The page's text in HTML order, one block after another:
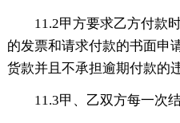
11.2甲方要求乙方付款
的发票和请求付款的书面申
货款并且不承担逾期付款的
11.3甲、乙双方每一次